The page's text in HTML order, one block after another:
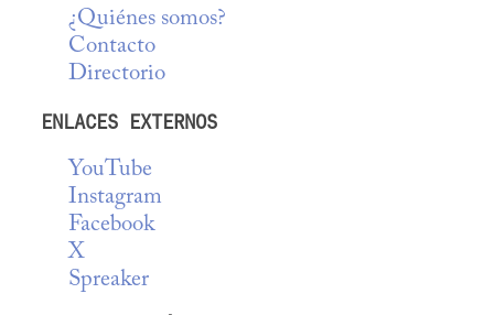
¿Quiénes somos?
Contacto
Directorio
ENLACES EXTERNOS
YouTube
Instagram
Facebook
X
Spreaker